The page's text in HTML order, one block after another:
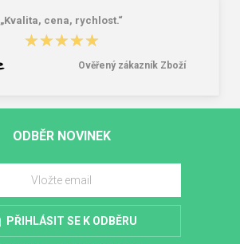
„Kvalita, cena, rychlost.“
★★★★★
★★★★★
Ověřený zákazník Zboží
ODBĚR NOVINEK
PŘIHLÁSIT SE K ODBĚRU